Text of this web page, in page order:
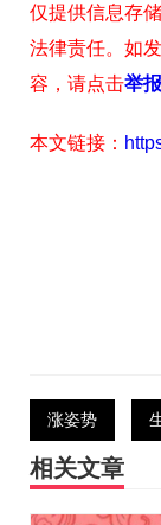
仅提供信息存
法律责任。如
容，请点击举报
本文链接：
涨姿势
相关文章